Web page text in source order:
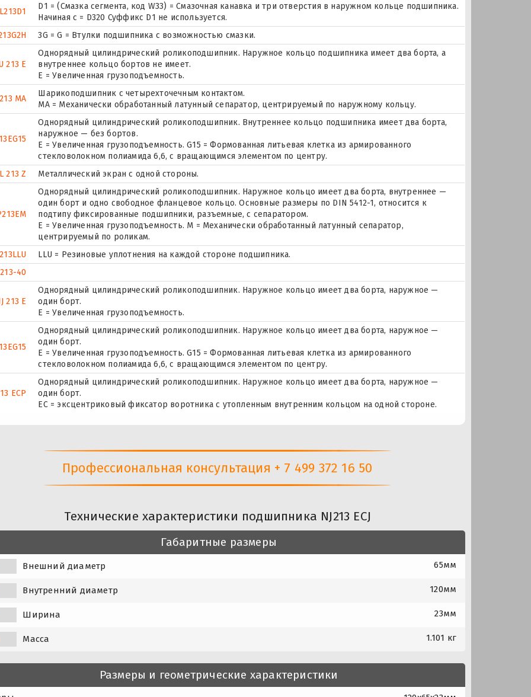
D1 = (Смазка сегмента, код W33) = Смазочная канавка и три отверстия в наружном кольце подшипника.
Начиная с = D320 Суффикс D1 не используется.
3G = G = Втулки подшипника с возможностью смазки.
213 E
Однорядный цилиндрический роликоподшипник. Наружное кольцо подшипника имеет два борта, а
внутреннее кольцо бортов не имеет.
Е = Увеличенная грузоподъемность.
MA
Шарикоподшипник с четырехточечным контактом.
MA = Механически обработанный латунный сепаратор, центрируемый по наружному кольцу.
Однорядный цилиндрический роликоподшипник. Внутреннее кольцо подшипника имеет два борта,
наружное — без бортов.
E = Увеличенная грузоподъемность. G15 = Формованная литьевая клетка из армированного
стекловолокном полиамида 6,6, с вращающимся элементом по центру.
213 Z
Металлический экран с одной стороны.
Однорядный цилиндрический роликоподшипник. Наружное кольцо имеет два борта, внутреннее —
один борт и одно свободное фланцевое кольцо. Основные размеры по DIN 5412-1, относится к
подтипу фиксированные подшипники, разъемные, с сепаратором.
E = Увеличенная грузоподъемность. М = Механически обработанный латунный сепаратор,
центрируемый по роликам.
LLU = Резиновые уплотнения на каждой стороне подшипника.
40
213 E
Однорядный цилиндрический роликоподшипник. Наружное кольцо имеет два борта, наружное —
один борт.
Е = Увеличенная грузоподъемность.
Однорядный цилиндрический роликоподшипник. Наружное кольцо имеет два борта, наружное —
один борт.
E = Увеличенная грузоподъемность. G15 = Формованная литьевая клетка из армированного
стекловолокном полиамида 6,6, с вращающимся элементом по центру.
ECP
Однорядный цилиндрический роликоподшипник. Наружное кольцо имеет два борта, наружное —
один борт.
ЕС = эксцентриковый фиксатор воротника с утопленным внутренним кольцом на одной стороне.
Профессиональная консультация + 7 499 372 16 50
Технические характеристики подшипника NJ213 ECJ
Габаритные размеры
Внешний диаметр 65мм
Внутренний диаметр 120мм
Ширина 23мм
Масса 1.101 кг
Размеры и геометрические характеристики